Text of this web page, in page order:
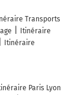
Transports
Itinéraire
Itinéraire
Paris Lyon